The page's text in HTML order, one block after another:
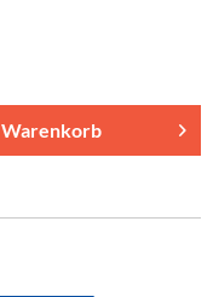
Warenkorb